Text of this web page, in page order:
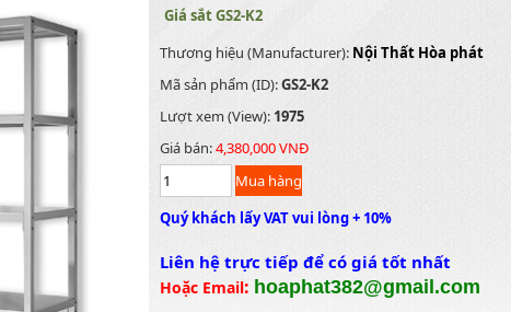
Giá sắt GS2-K2
Thương hiệu (Manufacturer): Nội Thất Hòa phát
Mã sản phẩm (ID):GS2-K2
Lượt xem (View): 1975
Giá bán:4,380,000 VNĐ
Quý khách lấy VAT vui lòng + 10%
Liên hệ trực tiếp để có giá tốt nhất
Hoặc Email: hoaphat382@gmail.com